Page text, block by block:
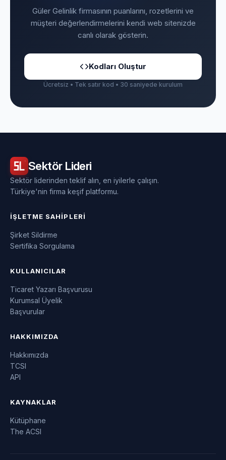
Güler Gelinlik firmasının puanlarını, rozetlerini ve
müşteri değerlendirmelerini kendi web sitenizde
canlı olarak gösterin.
Kodları Oluştur
Ücretsiz • Tek satır kod • 30 saniyede kurulum
Sektör Lideri
Sektör liderinden teklif alın, en iyilerle çalışın.
Türkiye'nin firma keşif platformu.
İŞLETME SAHIPLERI
Şirket Sildirme
Sertifika Sorgulama
KULLANICILAR
Ticaret Yazarı Başvurusu
Kurumsal Üyelik
Başvurular
HAKKIMIZDA
Hakkımızda
TCSI
API
KAYNAKLAR
Kütüphane
The ACSI